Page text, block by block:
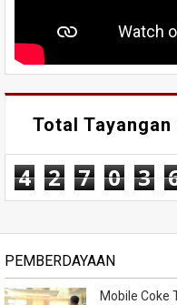
Total Tayangan
4 2 7 0 3
PEMBERDAYAAN
Mobile Coke